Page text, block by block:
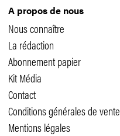
A propos de nous
Nous connaître
La rédaction
Abonnement papier
Kit Média
Contact
Conditions générales de vente
Mentions légales